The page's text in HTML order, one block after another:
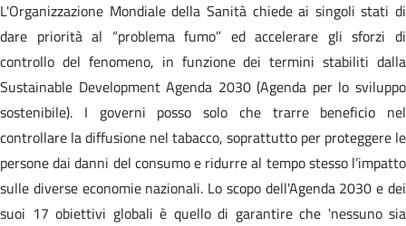
L'Organizzazione Mondiale della Sanità chiede ai singoli stati di
dare priorità al “problema fumo” ed accelerare gli sforzi di
controllo del fenomeno, in funzione dei termini stabiliti dalla
Sustainable Development Agenda 2030 (Agenda per lo sviluppo
sostenibile). I governi posso solo che trarre beneficio nel
controllare la diffusione nel tabacco, soprattutto per proteggere le
persone dai danni del consumo e ridurre al tempo stesso l’impatto
sulle diverse economie nazionali. Lo scopo dell'Agenda 2030 e dei
suoi 17 obiettivi globali è quello di garantire che 'nessuno sia